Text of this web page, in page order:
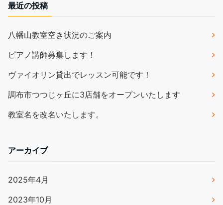
最近の投稿
八幡山教室空き状況のご案内
ピアノ講師募集します！
ヴァイオリン貸出でレッスン可能です！
調布市つつじヶ丘に3店舗をオープンいたします
教室名を改名いたします。
アーカイブ
2025年4月
2023年10月